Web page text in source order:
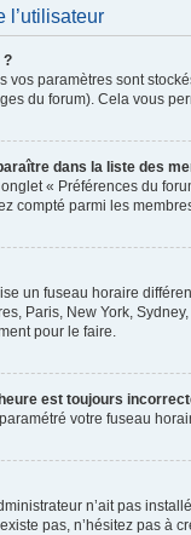
l’utilisateur
?
vos paramètres sont
du forum). Cela vous
dans la liste des
« Préférences du
compté parmi les
un fuseau horaire
Paris, New York,
pour le faire.
est toujours
votre fuseau
n’ait pas
pas, n’hésitez pas à